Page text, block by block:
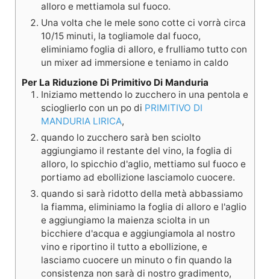
alloro e mettiamola sul fuoco.
Una volta che le mele sono cotte ci vorrà circa
10/15 minuti, la togliamole dal fuoco,
eliminiamo foglia di alloro, e frulliamo tutto con
un mixer ad immersione e teniamo in caldo
Per La Riduzione Di Primitivo Di Manduria
Iniziamo mettendo lo zucchero in una pentola e
scioglierlo con un po di PRIMITIVO DI
MANDURIA LIRICA,
quando lo zucchero sarà ben sciolto
aggiungiamo il restante del vino, la foglia di
alloro, lo spicchio d'aglio, mettiamo sul fuoco e
portiamo ad ebollizione lasciamolo cuocere.
quando si sarà ridotto della metà abbassiamo
la fiamma, eliminiamo la foglia di alloro e l'aglio
e aggiungiamo la maienza sciolta in un
bicchiere d'acqua e aggiungiamola al nostro
vino e riportino il tutto a ebollizione, e
lasciamo cuocere un minuto o fin quando la
consistenza non sarà di nostro gradimento,